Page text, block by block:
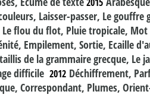
Laisser-passer, Le
flou du flot, Pluie tropicale,
Empilement, Sortie, Ecaille
de la grammaire grecque, Le
difficile 2012 Déchiffrement,
Correspondant, Plumes,